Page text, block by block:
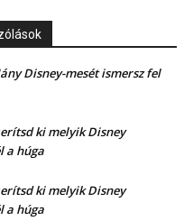
Disney-mesét ismersz fel
ki melyik Disney
a húga
ki melyik Disney
a húga